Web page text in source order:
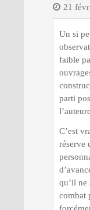
21
Un si
faible
parti
C’est
réserve
qu’il ne
combat